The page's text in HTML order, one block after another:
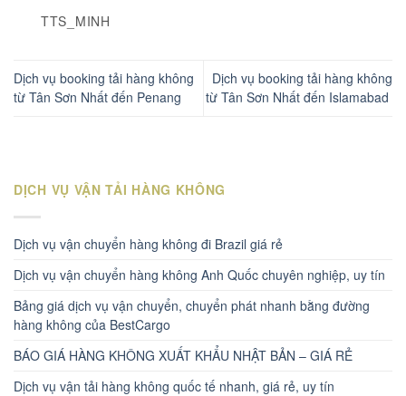
TTS_MINH
Dịch vụ booking tải hàng không
từ Tân Sơn Nhất đến Penang
Dịch vụ booking tải hàng không
từ Tân Sơn Nhất đến Islamabad
DỊCH VỤ VẬN TẢI HÀNG KHÔNG
Dịch vụ vận chuyển hàng không đi Brazil giá rẻ
Dịch vụ vận chuyển hàng không Anh Quốc chuyên nghiệp, uy tín
Bảng giá dịch vụ vận chuyển, chuyển phát nhanh bằng đường
hàng không của BestCargo
BÁO GIÁ HÀNG KHÔNG XUẤT KHẨU NHẬT BẢN – GIÁ RẺ
Dịch vụ vận tải hàng không quốc tế nhanh, giá rẻ, uy tín